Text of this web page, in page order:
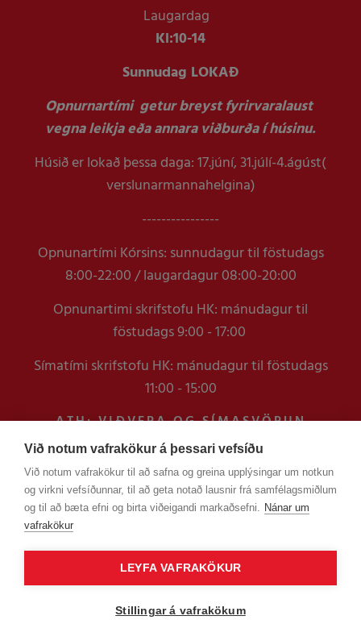
Við notum vafrakökur á þessari vefsíðu
Við notum vafrakökur til að safna og greina upplýsingar um notkun
og virkni vefsíðunnar, til að geta notað lausnir frá samfélagsmiðlum
og til að bæta efni og birta viðeigandi markaðsefni. Nánar um
vafrakökur
LEYFA VAFRAKÖKUR
Stillingar á vafrakökum
Laugardag
Kl:10-14
Sunnudag LOKAÐ
Opnurnartími getur breyst fyrirvaralaust
vegna leikja eða annara viðburða í húsinu.
Húsið er lokað þessa daga: 17.júní, 31.júlí-4.ágúst(
verslunarmannahelgina)
----------------
Opnunartími Kórsins: sunnudagur til föstudags
8:00-22:00 / laugardagur 08:00-20:00
Opnunartimi skrifstofu HK: mánudagur til
föstudags 9:00 - 17:00
Símatími skrifstofu HK: mánudagur til föstudags
11:00 - 15:00
ATH: VIÐVERA OG SÍMASVÖRUN
VERÐUR TAKMÖRKUÐ Á
SKRIFSTOFUNNI FRAM YFIR
VERSLUNARMANNHELGI
EN ERINDUM SEM KOMA Í GEGNUM
TÖLVUPÓSTA VERÐUR SVARAÐ